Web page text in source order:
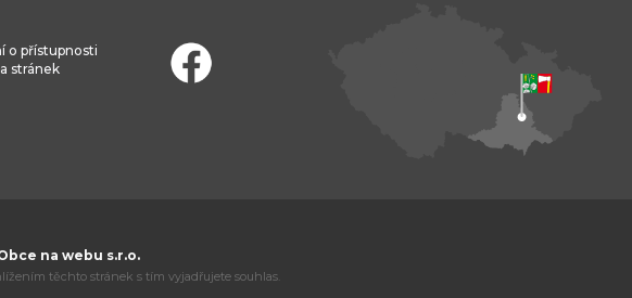
o přístupnosti
stránek
na webu s.r.o.
těchto stránek s tím vyjadřujete souhlas.